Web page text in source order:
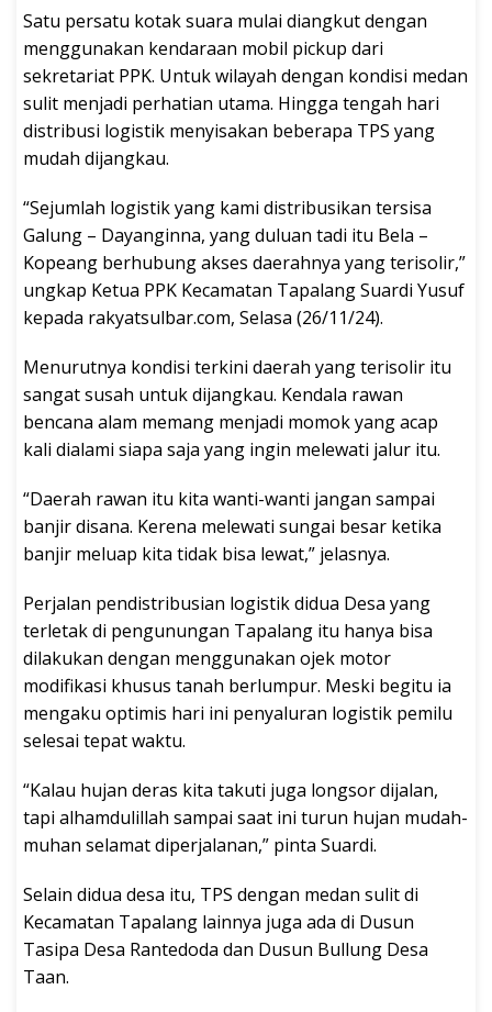
Satu persatu kotak suara mulai diangkut dengan
menggunakan kendaraan mobil pickup dari
sekretariat PPK. Untuk wilayah dengan kondisi medan
sulit menjadi perhatian utama. Hingga tengah hari
distribusi logistik menyisakan beberapa TPS yang
mudah dijangkau.
“Sejumlah logistik yang kami distribusikan tersisa
Galung – Dayanginna, yang duluan tadi itu Bela –
Kopeang berhubung akses daerahnya yang terisolir,”
ungkap Ketua PPK Kecamatan Tapalang Suardi Yusuf
kepada rakyatsulbar.com, Selasa (26/11/24).
Menurutnya kondisi terkini daerah yang terisolir itu
sangat susah untuk dijangkau. Kendala rawan
bencana alam memang menjadi momok yang acap
kali dialami siapa saja yang ingin melewati jalur itu.
“Daerah rawan itu kita wanti-wanti jangan sampai
banjir disana. Kerena melewati sungai besar ketika
banjir meluap kita tidak bisa lewat,” jelasnya.
Perjalan pendistribusian logistik didua Desa yang
terletak di pengunungan Tapalang itu hanya bisa
dilakukan dengan menggunakan ojek motor
modifikasi khusus tanah berlumpur. Meski begitu ia
mengaku optimis hari ini penyaluran logistik pemilu
selesai tepat waktu.
“Kalau hujan deras kita takuti juga longsor dijalan,
tapi alhamdulillah sampai saat ini turun hujan mudah-
muhan selamat diperjalanan,” pinta Suardi.
Selain didua desa itu, TPS dengan medan sulit di
Kecamatan Tapalang lainnya juga ada di Dusun
Tasipa Desa Rantedoda dan Dusun Bullung Desa
Taan.